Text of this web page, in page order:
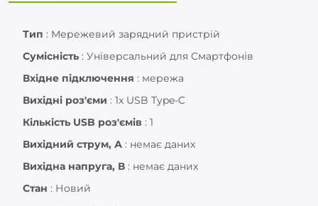
Тип : Мережевий зарядний пристрій
Сумісність : Універсальний для Смартфонів
Вхідне підключення : мережа
Вихідні роз'єми : 1x USB Type-C
Кількість USB роз'ємів : 1
Вихідний струм, А : немає даних
Вихідна напруга, В : немає даних
Стан : Новий